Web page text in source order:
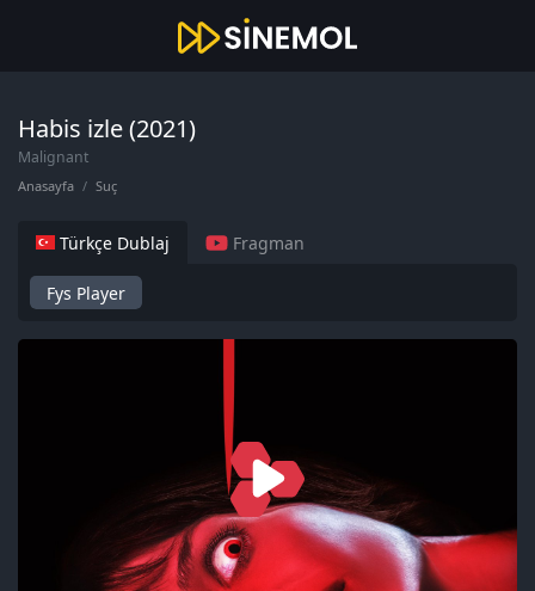
Habis izle (2021)
Malignant
Anasayfa Suç
Türkçe Dublaj Fragman
Fys Player